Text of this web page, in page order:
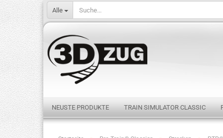
Alle
NEUSTE PRODUKTE TRAIN SIMULATOR CLASSIC